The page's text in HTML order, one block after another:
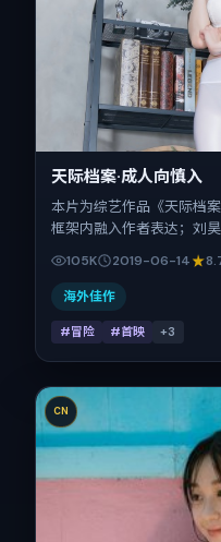
天际档案·成人向慎入
本片为综艺作品《天际档
框架内融入作者表达；刘
珍、郑秀文在片中承担多
地与出品背景为美国。上
2019-06-14），全片128
105K 2019-06-14
海外佳作
#冒险 #首映 +3
CN